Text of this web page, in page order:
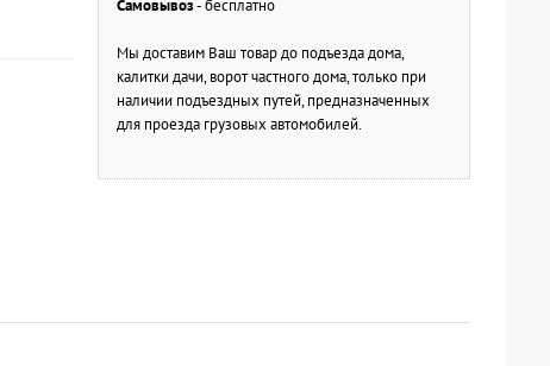
Самовывоз- бесплатно
Мы доставим Ваш товар до подъезда дома,
калитки дачи, ворот частного дома, только при
наличии подъездных путей, предназначенных
для проезда грузовых автомобилей.